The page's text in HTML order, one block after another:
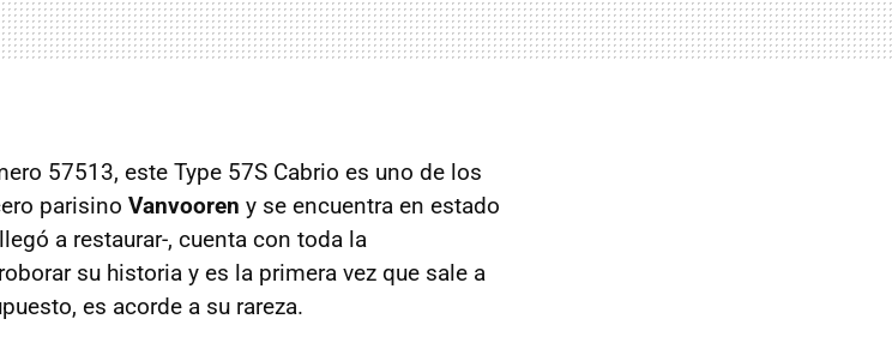
57513, este Type 57S Cabrio es uno de los
parisino Vanvooren y se encuentra en estado
a restaurar-, cuenta con toda la
su historia y es la primera vez que sale a
es acorde a su rareza.